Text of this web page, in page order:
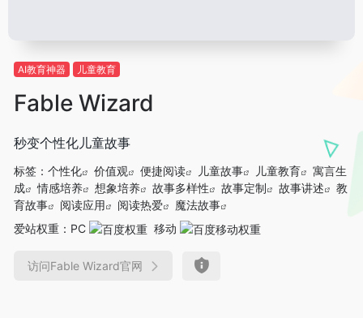
AI教育神器 儿童教育
Fable Wizard
秒变个性化儿童故事
标签： 个性化 价值观 便捷阅读 儿童故事 儿童教育
寓言生
成
情感培养 想象培养 故事多样性 故事定制 故事讲述
教
育故事
阅读应用 阅读热爱
魔法故事
爱站权重： PC 移动
访问Fable Wizard官网